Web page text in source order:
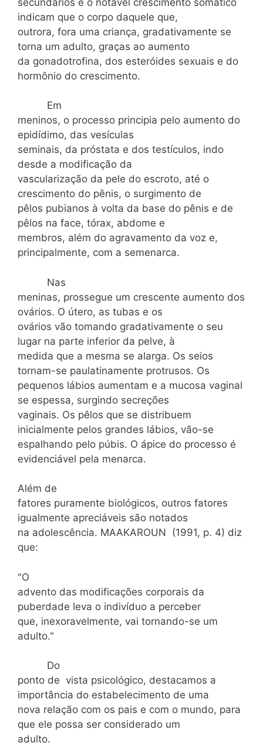
indicam que o corpo daquele que,
outrora, fora uma criança, gradativamente se
torna um adulto, graças ao aumento
da gonadotrofina, dos esteróides sexuais e do
hormônio do crescimento.
Em
meninos, o processo principia pelo aumento do
epidídimo, das vesículas
seminais, da próstata e dos testículos, indo
desde a modificação da
vascularização da pele do escroto, até o
crescimento do pênis, o surgimento de
pêlos pubianos à volta da base do pênis e de
pêlos na face, tórax, abdome e
membros, além do agravamento da voz e,
principalmente, com a semenarca.
Nas
meninas, prossegue um crescente aumento dos
ovários. O útero, as tubas e os
ovários vão tomando gradativamente o seu
lugar na parte inferior da pelve, à
medida que a mesma se alarga. Os seios
tornam-se paulatinamente protrusos. Os
pequenos lábios aumentam e a mucosa vaginal
se espessa, surgindo secreções
vaginais. Os pêlos que se distribuem
inicialmente pelos grandes lábios, vão-se
espalhando pelo púbis. O ápice do processo é
evidenciável pela menarca.
Além de
fatores puramente biológicos, outros fatores
igualmente apreciáveis são notados
na adolescência. MAAKAROUN (1991, p. 4) diz
que:
"O
advento das modificações corporais da
puberdade leva o indivíduo a perceber
que, inexoravelmente, vai tornando-se um
adulto."
Do
ponto de vista psicológico, destacamos a
importância do estabelecimento de uma
nova relação com os pais e com o mundo, para
que ele possa ser considerado um
adulto.